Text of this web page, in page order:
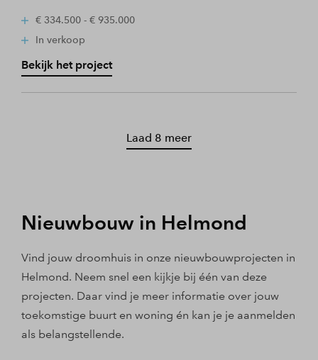
€ 334.500 - € 935.000
In verkoop
Bekijk het project
Laad 8 meer
Nieuwbouw in Helmond
Vind jouw droomhuis in onze nieuwbouwprojecten in
Helmond. Neem snel een kijkje bij één van deze
projecten. Daar vind je meer informatie over jouw
toekomstige buurt en woning én kan je je aanmelden
als belangstellende.